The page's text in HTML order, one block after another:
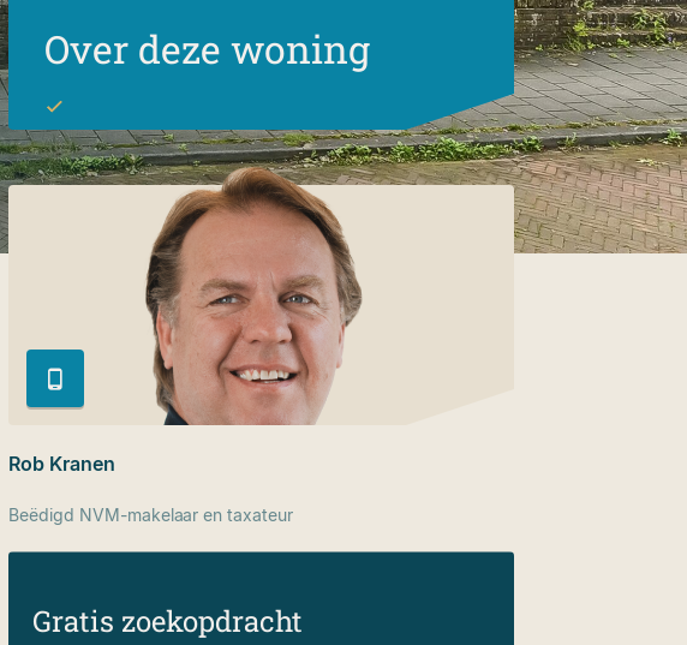
Over deze woning
Rob Kranen
Beëdigd NVM-makelaar en taxateur
Gratis zoekopdracht